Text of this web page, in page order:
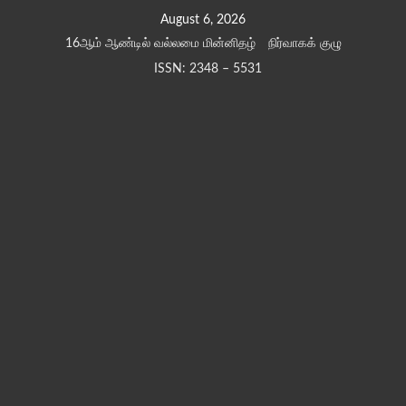
August 6, 2026
16ஆம் ஆண்டில் வல்லமை மின்னிதழ்
நிர்வாகக் குழு
ISSN: 2348 – 5531